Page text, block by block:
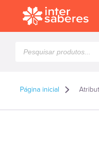
produtos
Página inicial